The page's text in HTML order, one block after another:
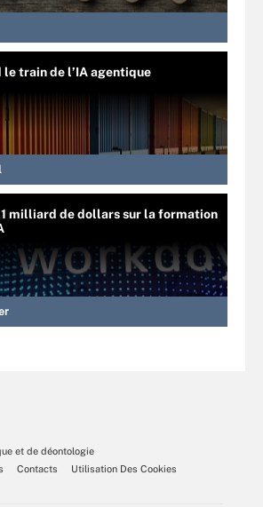
train de l’IA agentique
milliard de dollars sur la formation
et de déontologie
Contacts
Utilisation Des Cookies